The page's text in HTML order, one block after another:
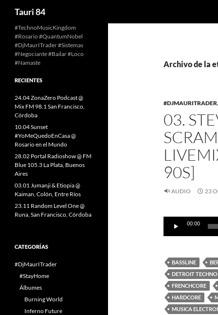
Saltar
contenido
Tauri 84
Archivo de la
#DJMAURITRADER,
03.
90S]
AUDIO 23
Reproductor
audio
00:00
BASSLINE
DETROIT TECHNO
FRENCHCORE
HARDCORE
MUSICA
#TechnoMusicKingdom
#Rosario #QuantumNobel
#DjMaurITrader #Sistemas
#Negociante #Bailar #Loco
#Namaste
RECIENTES
24.04 ZonaZero Podcast @
Mix FM 98.1 San Francisco,
Córdoba
10.04 Sunset
#YoMeQuedoEnCasa @
Rosario en el Mundo
28.02 Portal Radioshow @ FM
Blue 105.3 La Plata, Buenos
Aires
03.01 Jumanji & Etiopia @
Kaiman, Colón, Entre Ríos
23.11 Random Level One @
Runa, San Francisco, Córdoba
CATEGORÍAS
#DjMaurITrader
#StayHome
Álbumes
Burning World
Inferno Future